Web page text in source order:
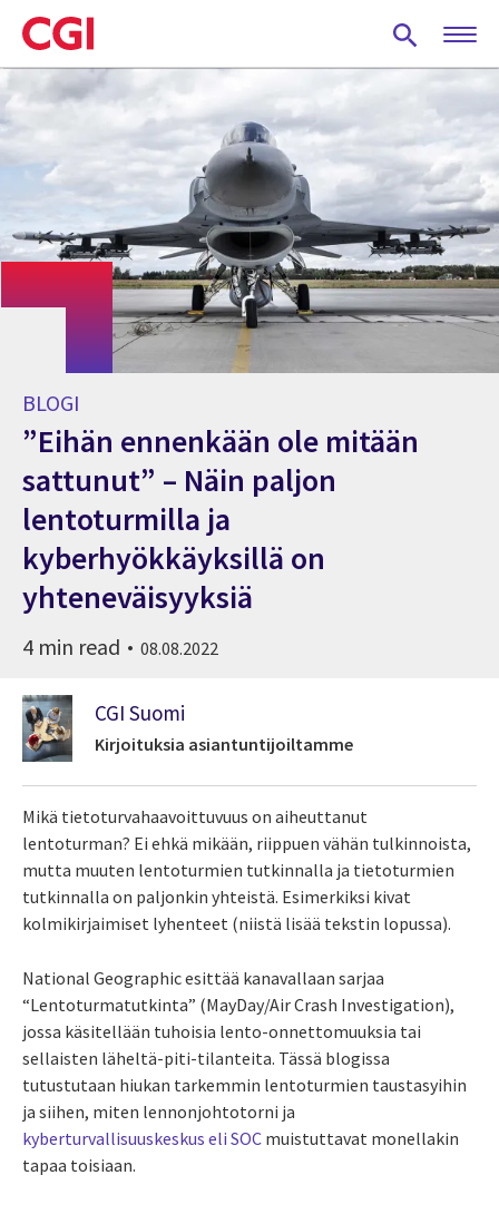
Skip
to
main
content
BLOGI
”Eihän ennenkään ole mitään
sattunut” – Näin paljon
lentoturmilla ja
kyberhyökkäyksillä on
yhteneväisyyksiä
4 min read 08.08.2022
CGI Suomi
Kirjoituksia asiantuntijoiltamme
Mikä tietoturvahaavoittuvuus on aiheuttanut
lentoturman? Ei ehkä mikään, riippuen vähän tulkinnoista,
mutta muuten lentoturmien tutkinnalla ja tietoturmien
tutkinnalla on paljonkin yhteistä. Esimerkiksi kivat
kolmikirjaimiset lyhenteet (niistä lisää tekstin lopussa).
National Geographic esittää kanavallaan sarjaa
“Lentoturmatutkinta” (MayDay/Air Crash Investigation),
jossa käsitellään tuhoisia lento-onnettomuuksia tai
sellaisten läheltä-piti-tilanteita. Tässä blogissa
tutustutaan hiukan tarkemmin lentoturmien taustasyihin
ja siihen, miten lennonjohtotorni ja
kyberturvallisuuskeskus eli SOC muistuttavat monellakin
tapaa toisiaan.